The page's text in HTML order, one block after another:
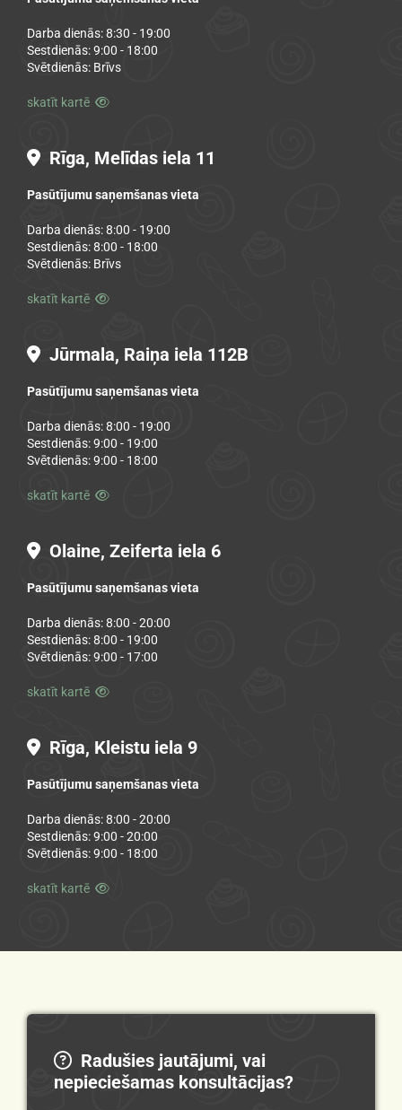
Darba dienās: 8:30 - 19:00
Sestdienās: 9:00 - 18:00
Svētdienās: Brīvs
skatīt kartē 
 Rīga, Melīdas iela 11
Pasūtījumu saņemšanas vieta
Darba dienās: 8:00 - 19:00
Sestdienās: 8:00 - 18:00
Svētdienās: Brīvs
skatīt kartē 
 Jūrmala, Raiņa iela 112B
Pasūtījumu saņemšanas vieta
Darba dienās: 8:00 - 19:00
Sestdienās: 9:00 - 19:00
Svētdienās: 9:00 - 18:00
skatīt kartē 
 Olaine, Zeiferta iela 6
Pasūtījumu saņemšanas vieta
Darba dienās: 8:00 - 20:00
Sestdienās: 8:00 - 19:00
Svētdienās: 9:00 - 17:00
skatīt kartē 
 Rīga, Kleistu iela 9
Pasūtījumu saņemšanas vieta
Darba dienās: 8:00 - 20:00
Sestdienās: 9:00 - 20:00
Svētdienās: 9:00 - 18:00
skatīt kartē 
 Radušies jautājumi, vai
nepieciešamas konsultācijas?